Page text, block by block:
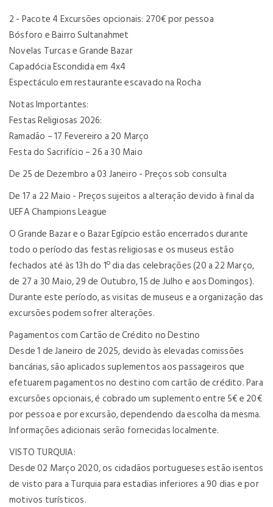
2 - Pacote 4 Excursões opcionais: 270€ por pessoa
Bósforo e Bairro Sultanahmet
Novelas Turcas e Grande Bazar
Capadócia Escondida em 4x4
Espectáculo em restaurante escavado na Rocha
Notas Importantes:
Festas Religiosas 2026:
Ramadão – 17 Fevereiro a 20 Março
Festa do Sacrifício – 26 a 30 Maio
De 25 de Dezembro a 03 Janeiro - Preços sob consulta
De 17 a 22 Maio - Preços sujeitos a alteração devido à final da
UEFA Champions League
O Grande Bazar e o Bazar Egípcio estão encerrados durante
todo o período das festas religiosas e os museus estão
fechados até às 13h do 1º dia das celebrações (20 a 22 Março,
de 27 a 30 Maio, 29 de Outubro, 15 de Julho e aos Domingos).
Durante este período, as visitas de museus e a organização das
excursões podem sofrer alterações.
Pagamentos com Cartão de Crédito no Destino
Desde 1 de Janeiro de 2025, devido às elevadas comissões
bancárias, são aplicados suplementos aos passageiros que
efetuarem pagamentos no destino com cartão de crédito. Para
excursões opcionais, é cobrado um suplemento entre 5€ e 20€
por pessoa e por excursão, dependendo da escolha da mesma.
Informações adicionais serão fornecidas localmente.
VISTO TURQUIA:
Desde 02 Março 2020, os cidadãos portugueses estão isentos
de visto para a Turquia para estadias inferiores a 90 dias e por
motivos turísticos.